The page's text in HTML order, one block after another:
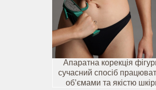
Апаратна корекція
сучасний спосіб
об’ємами та якістю